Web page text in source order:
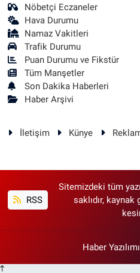
Nöbetçi Eczaneler
Hava Durumu
Namaz Vakitleri
Trafik Durumu
Puan Durumu ve Fikstür
Tüm Manşetler
Son Dakika Haberleri
Haber Arşivi
İletişim Künye
RSS
Sitemizdeki tüm
saklıdır,
Haber Yazılımı